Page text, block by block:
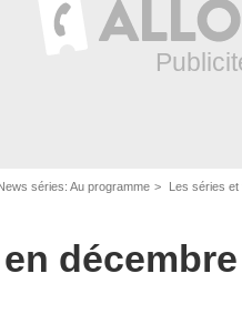
séries: Au programme Les séries et